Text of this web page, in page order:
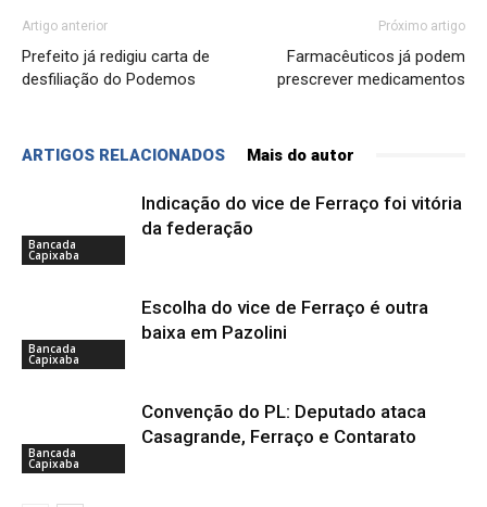
Artigo anterior
Prefeito já redigiu carta de
desfiliação do Podemos
Próximo artigo
Farmacêuticos já podem
prescrever medicamentos
ARTIGOS RELACIONADOS Mais do autor
Bancada
Capixaba
Indicação do vice de Ferraço foi vitória
da federação
Bancada
Capixaba
Escolha do vice de Ferraço é outra
baixa em Pazolini
Bancada
Capixaba
Convenção do PL: Deputado ataca
Casagrande, Ferraço e Contarato